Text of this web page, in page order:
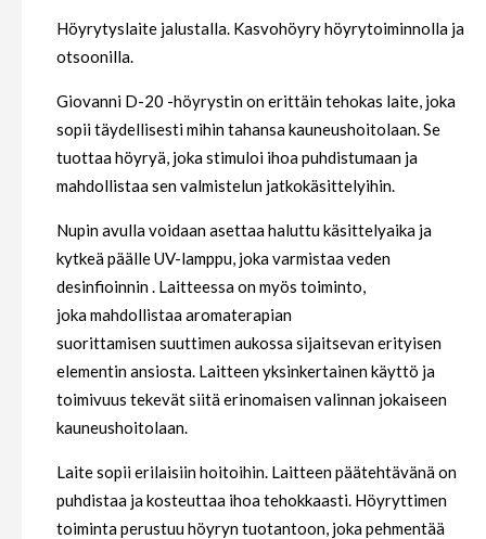
Höyrytyslaite jalustalla. Kasvohöyry höyrytoiminnolla ja
otsoonilla.
Giovanni D-20 -höyrystinon erittäin tehokas laite, joka
sopii täydellisesti mihin tahansa kauneushoitolaan. Se
tuottaa höyryä, jokastimuloi ihoa puhdistumaan ja
mahdollistaa senvalmistelun jatkokäsittelyihin.
Nupin avullavoidaan asettaa haluttu käsittelyaika ja
kytkeä päälle UV-lamppu, jokavarmistaa veden
desinfioinnin. Laitteessa on myös toiminto,
jokamahdollistaa aromaterapian
suorittamisensuuttimen aukossa sijaitsevan erityisen
elementin ansiosta. Laitteen yksinkertainen käyttö ja
toimivuus tekevät siitä erinomaisen valinnan jokaiseen
kauneushoitolaan.
Laite sopii erilaisiin hoitoihin. Laitteen päätehtävänä on
puhdistaa ja kosteuttaa ihoa tehokkaasti. Höyryttimen
toiminta perustuu höyryn tuotantoon, jokapehmentää